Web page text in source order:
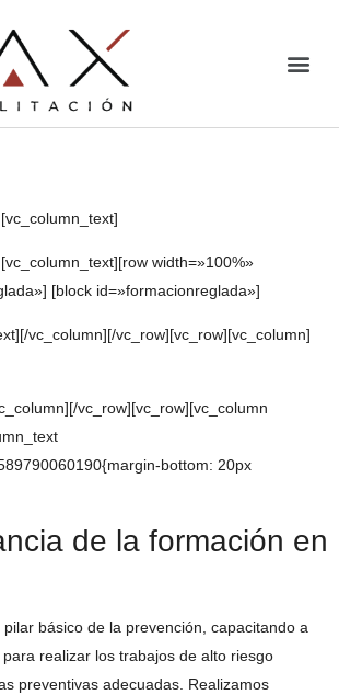
width=»100%»
[block id=»formacionreglada»]
vc_column][/vc_row][vc_row][vc_column]
vc_row][vc_row][vc_column
bottom: 20px
de la formación en
pilar básico de la prevención, capacitando a
realizar los trabajos de alto riesgo
preventivas adecuadas. Realizamos